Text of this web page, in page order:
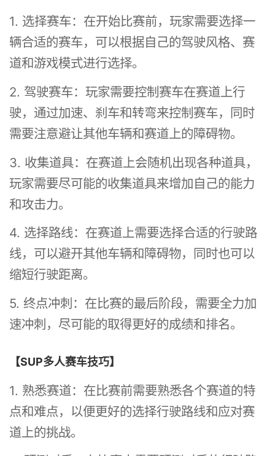
1. 选择赛车：在开始比赛前，玩家需要选择一
辆合适的赛车，可以根据自己的驾驶风格、赛
道和游戏模式进行选择。
2. 驾驶赛车：玩家需要控制赛车在赛道上行
驶，通过加速、刹车和转弯来控制赛车，同时
需要注意避让其他车辆和赛道上的障碍物。
3. 收集道具：在赛道上会随机出现各种道具，
玩家需要尽可能的收集道具来增加自己的能力
和攻击力。
4. 选择路线：在赛道上需要选择合适的行驶路
线，可以避开其他车辆和障碍物，同时也可以
缩短行驶距离。
5. 终点冲刺：在比赛的最后阶段，需要全力加
速冲刺，尽可能的取得更好的成绩和排名。
【SUP多人赛车技巧】
1. 熟悉赛道：在比赛前需要熟悉各个赛道的特
点和难点，以便更好的选择行驶路线和应对赛
道上的挑战。